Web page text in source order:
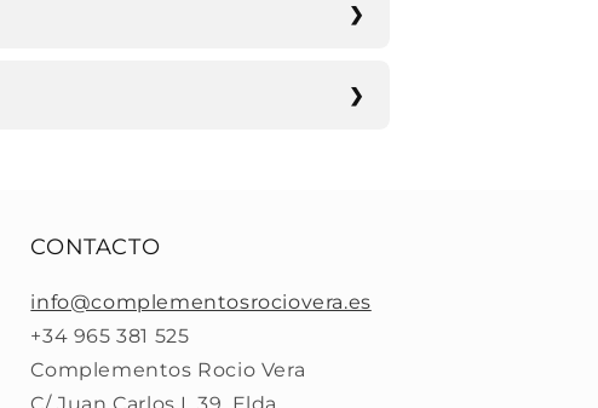
CONTACTO
info@complementosrociovera.es
+34 965 381 525
Complementos Rocio Vera